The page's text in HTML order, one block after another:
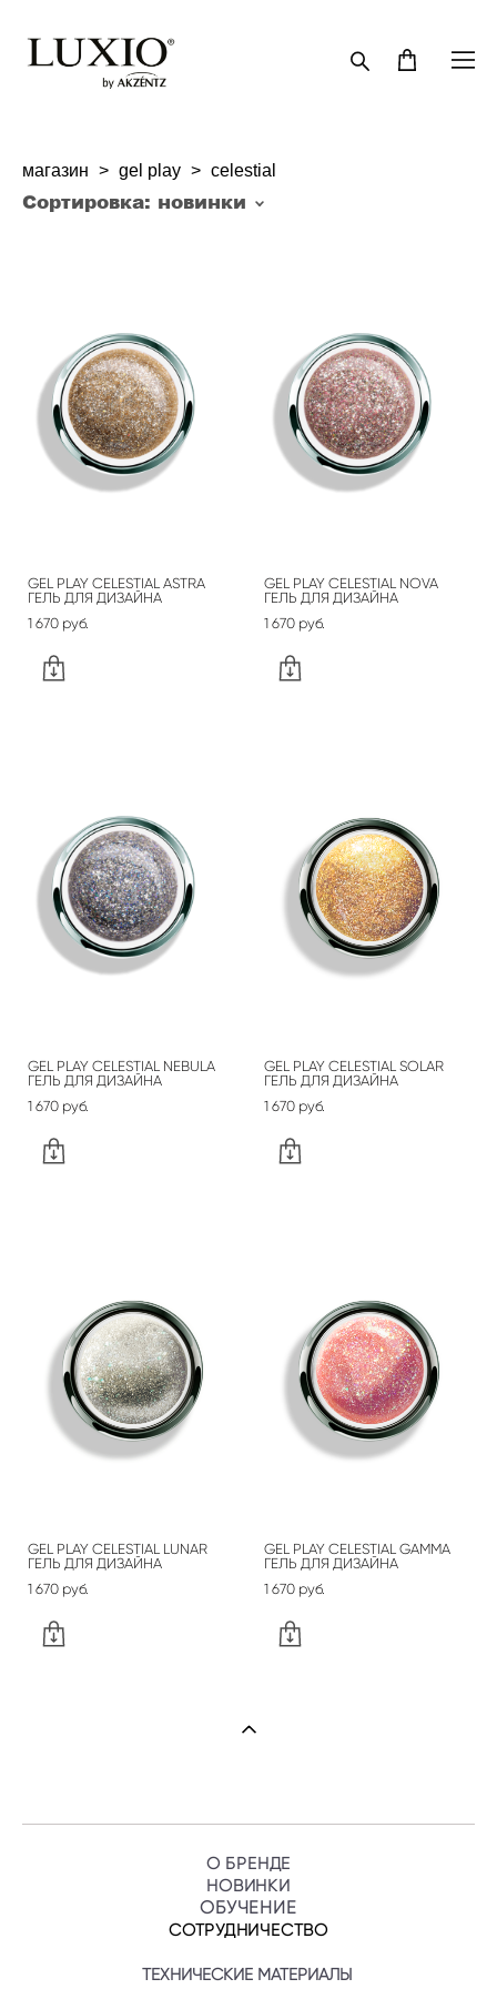
магазин > gel play > celestial
Сортировка: новинки
GEL PLAY CELESTIAL ASTRA
ГЕЛЬ ДЛЯ ДИЗАЙНА
1 670 pуб.
GEL PLAY CELESTIAL NOVA
ГЕЛЬ ДЛЯ ДИЗАЙНА
1 670 pуб.
GEL PLAY CELESTIAL NEBULA
ГЕЛЬ ДЛЯ ДИЗАЙНА
1 670 pуб.
GEL PLAY CELESTIAL SOLAR
ГЕЛЬ ДЛЯ ДИЗАЙНА
1 670 pуб.
GEL PLAY CELESTIAL LUNAR
ГЕЛЬ ДЛЯ ДИЗАЙНА
1 670 pуб.
GEL PLAY CELESTIAL GAMMA
ГЕЛЬ ДЛЯ ДИЗАЙНА
1 670 pуб.
О БРЕНДЕ
НОВИНКИ
ОБУЧЕНИЕ
СОТРУДНИЧЕСТВО
ТЕХНИЧЕСКИЕ МАТЕРИАЛЫ